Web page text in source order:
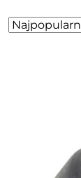
Zastosowano
Sortuj